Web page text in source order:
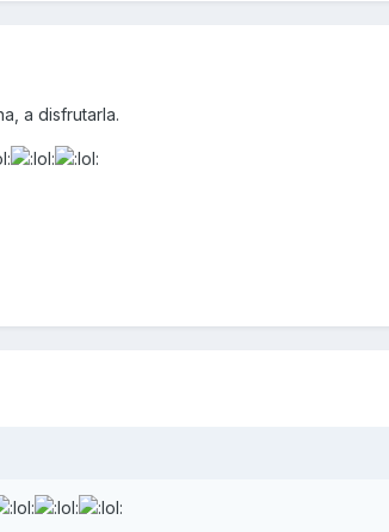
a disfrutarla.